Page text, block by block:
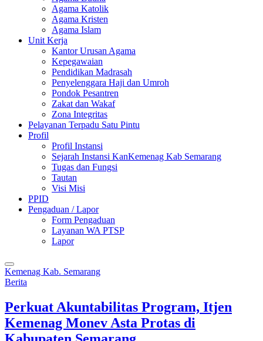
Agama Katolik
Agama Kristen
Agama Islam
Unit Kerja
Kantor Urusan Agama
Kepegawaian
Pendidikan Madrasah
Penyelenggara Haji dan Umroh
Pondok Pesantren
Zakat dan Wakaf
Zona Integritas
Pelayanan Terpadu Satu Pintu
Profil
Profil Instansi
Sejarah Instansi KanKemenag Kab Semarang
Tugas dan Fungsi
Tautan
Visi Misi
PPID
Pengaduan / Lapor
Form Pengaduan
Layanan WA PTSP
Lapor
Kemenag Kab. Semarang
Berita
Perkuat Akuntabilitas Program, Itjen
Kemenag Monev Asta Protas di